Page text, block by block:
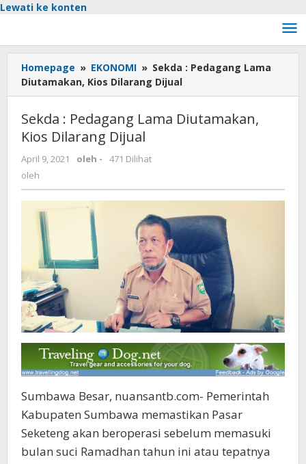
Lewati ke konten
Homepage » EKONOMI » Sekda : Pedagang Lama
Diutamakan, Kios Dilarang Dijual
Sekda : Pedagang Lama Diutamakan,
Kios Dilarang Dijual
April 9, 2021 oleh -
471 Dilihat
oleh
Sumbawa Besar, nuansantb.com- Pemerintah
Kabupaten Sumbawa memastikan Pasar
Seketeng akan beroperasi sebelum memasuki
bulan suci Ramadhan tahun ini atau tepatnya